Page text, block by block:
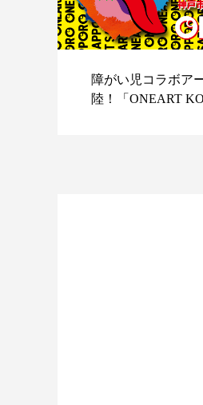
障がい児コラボア
陸！「ONEART